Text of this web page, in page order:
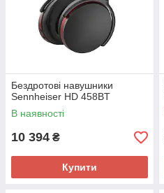
Бездротові навушники
Sennheiser HD 458BT
В наявності
10 394 ₴
Купити